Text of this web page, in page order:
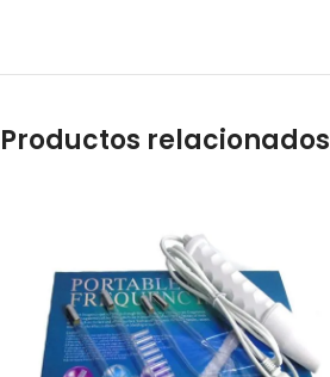
Productos relacionados